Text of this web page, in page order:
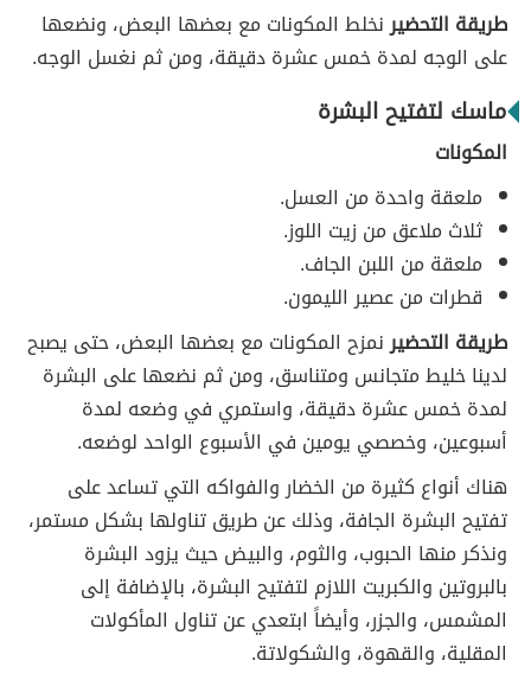
طريقة التحضيرنخلط المكونات مع بعضها البعض، ونضعها
على الوجه لمدة خمس عشرة دقيقة، ومن ثم نغسل الوجه.
ماسك لتفتيح البشرة
المكونات
ملعقة واحدة من العسل.
ثلاث ملاعق من زيت اللوز.
ملعقة من اللبن الجاف.
قطرات من عصير الليمون.
طريقة التحضيرنمزح المكونات مع بعضها البعض، حتى يصبح
لدينا خليط متجانس ومتناسق، ومن ثم نضعها على البشرة
لمدة خمس عشرة دقيقة، واستمري في وضعه لمدة
أسبوعين، وخصصي يومين في الأسبوع الواحد لوضعه.
هناك أنواع كثيرة من الخضار والفواكه التي تساعد على
تفتيح البشرة الجافة، وذلك عن طريق تناولها بشكل مستمر،
ونذكر منها الحبوب، والثوم، والبيض حيث يزود البشرة
بالبروتين والكبريت اللازم لتفتيح البشرة، بالإضافة إلى
المشمس، والجزر، وأيضاً ابتعدي عن تناول المأكولات
المقلية، والقهوة، والشكولاتة.